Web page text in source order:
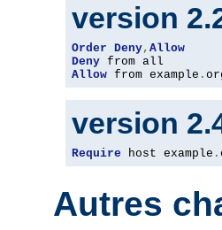
version
Order Deny, Allow
Deny
Allow from example .
version
Require host example .
Autres